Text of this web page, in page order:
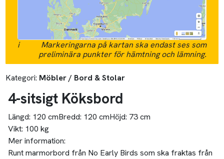
i
Markeringarna på kartan ska endast ses som
preliminära punkter för hämtning och lämning.
Kategori: Möbler / Bord & Stolar
4-sitsigt Köksbord
Längd: 120 cmBredd: 120 cmHöjd: 73 cm
Vikt: 100 kg
Mer information:
Runt marmorbord från No Early Birds som ska fraktas från